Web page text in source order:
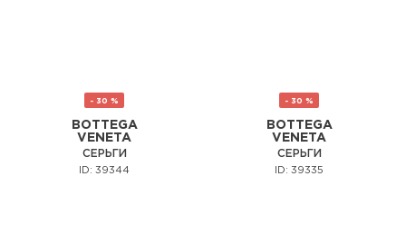
- 30 %
BOTTEGA
VENETA
СЕРЬГИ
ID: 39344
- 30 %
BOTTEGA
VENETA
СЕРЬГИ
ID: 39335